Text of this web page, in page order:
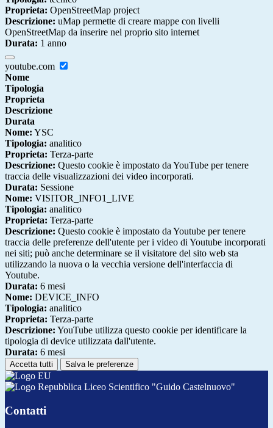
Proprieta: OpenStreetMap project
Descrizione: uMap permette di creare mappe con livelli
OpenStreetMap da inserire nel proprio sito internet
Durata: 1 anno
youtube.com
Nome
Tipologia
Proprieta
Descrizione
Durata
Nome: YSC
Tipologia: analitico
Proprieta: Terza-parte
Descrizione: Questo cookie è impostato da YouTube per tenere
traccia delle visualizzazioni dei video incorporati.
Durata: Sessione
Nome: VISITOR_INFO1_LIVE
Tipologia: analitico
Proprieta: Terza-parte
Descrizione: Questo cookie è impostato da Youtube per tenere
traccia delle preferenze dell'utente per i video di Youtube incorporati
nei siti; può anche determinare se il visitatore del sito web sta
utilizzando la nuova o la vecchia versione dell'interfaccia di
Youtube.
Durata: 6 mesi
Nome: DEVICE_INFO
Tipologia: analitico
Proprieta: Terza-parte
Descrizione: YouTube utilizza questo cookie per identificare la
tipologia di device utilizzata dall'utente.
Durata: 6 mesi
Accetta tutti Salva le preferenze
Liceo Scientifico "Guido Castelnuovo"
Contatti